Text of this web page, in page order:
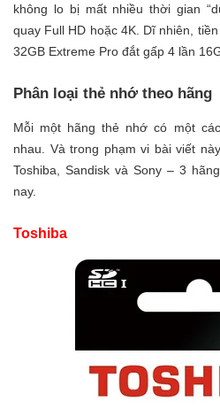
không lo bị mất nhiều thời gian
quay Full HD hoặc 4K. Dĩ nhiên,
32GB Extreme Pro đắt gấp 4 lần
Phân loại thẻ nhớ theo hãng
Mỗi một hãng thẻ nhớ có một
nhau. Và trong phạm vi bài viết
Toshiba, Sandisk và Sony – 3
nay.
Toshiba